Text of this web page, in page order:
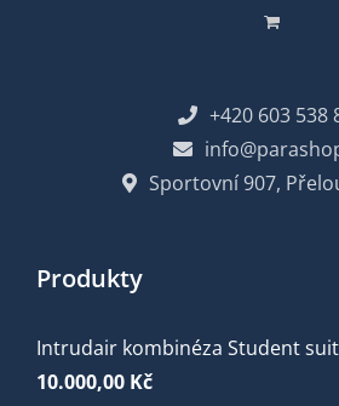
+420 603 538
Sportovní 907,
Produkty
Intrudair kombinéza Student suit
10.000,00 Kč